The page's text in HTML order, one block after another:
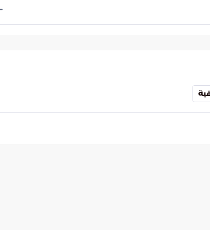
صحة الإجراءات الرقابية، مما يعزز من
أفراد المجتمع.
في المدن السعودية.